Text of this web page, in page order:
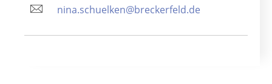
nina.schuelken@breckerfeld.de